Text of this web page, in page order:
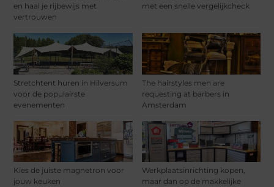
en haal je rijbewijs met
vertrouwen
met een snelle vergelijkcheck
Stretchtent huren in Hilversum
voor de populairste
evenementen
The hairstyles men are
requesting at barbers in
Amsterdam
Kies de juiste magnetron voor
jouw keuken
Werkplaatsinrichting kopen,
maar dan op de makkelijke